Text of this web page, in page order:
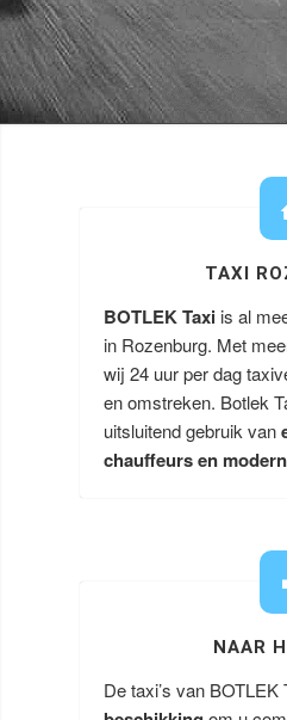
TAXI
BOTLEK Taxi is al
in Rozenburg. Met
wij 24 uur per dag
en omstreken. Botlek
uitsluitend gebruik van
chauffeurs en
NAAR
De taxi’s van BOTLEK